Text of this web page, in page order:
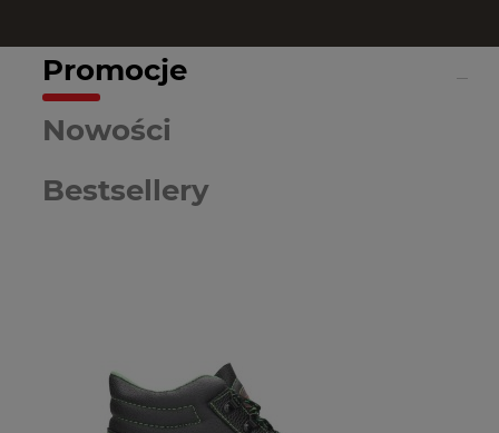
Promocje
Nowości
Bestsellery